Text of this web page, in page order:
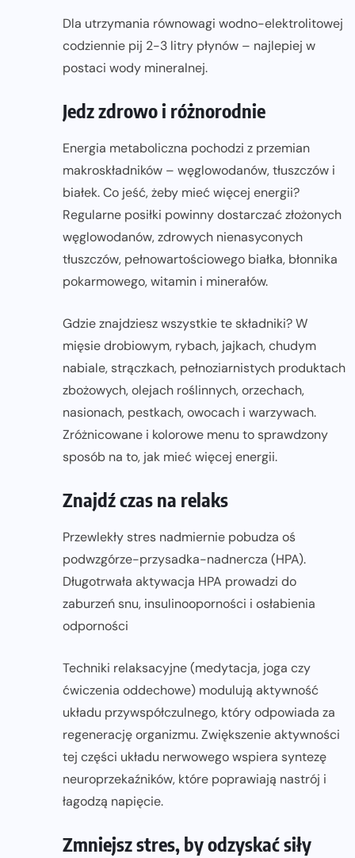
Dla utrzymania równowagi wodno-elektrolitowej
codziennie pij 2-3 litry płynów – najlepiej w
postaci wody mineralnej.
Jedz zdrowo i różnorodnie
Energia metaboliczna pochodzi z przemian
makroskładników – węglowodanów, tłuszczów i
białek. Co jeść, żeby mieć więcej energii?
Regularne posiłki powinny dostarczać złożonych
węglowodanów, zdrowych nienasyconych
tłuszczów, pełnowartościowego białka, błonnika
pokarmowego, witamin i minerałów.
Gdzie znajdziesz wszystkie te składniki? W
mięsie drobiowym, rybach, jajkach, chudym
nabiale, strączkach, pełnoziarnistych produktach
zbożowych, olejach roślinnych, orzechach,
nasionach, pestkach, owocach i warzywach.
Zróżnicowane i kolorowe menu to sprawdzony
sposób na to, jak mieć więcej energii.
Znajdź czas na relaks
Przewlekły stres nadmiernie pobudza oś
podwzgórze-przysadka-nadnercza (HPA).
Długotrwała aktywacja HPA prowadzi do
zaburzeń snu, insulinooporności i osłabienia
odporności
Techniki relaksacyjne (medytacja, joga czy
ćwiczenia oddechowe) modulują aktywność
układu przywspółczulnego, który odpowiada za
regenerację organizmu. Zwiększenie aktywności
tej części układu nerwowego wspiera syntezę
neuroprzekaźników, które poprawiają nastrój i
łagodzą napięcie.
Zmniejsz stres, by odzyskać siły